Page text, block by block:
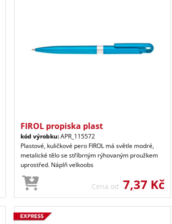
FIROL propiska plast
kód výrobku:APR_115572
Plastové, kuličkové pero FIROL má světle modré,
metalické tělo se stříbrným rýhovaným proužkem
uprostřed. Náplň velkoobs
Cena od 7,37 Kč